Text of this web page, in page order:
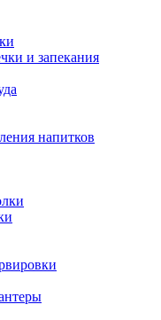
и запекания
напитков